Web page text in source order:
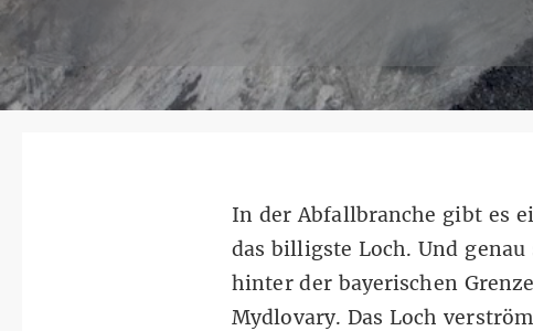
In der Abfallbranche gibt es
das billigste Loch. Und
hinter der bayerischen
Mydlovary. Das Loch